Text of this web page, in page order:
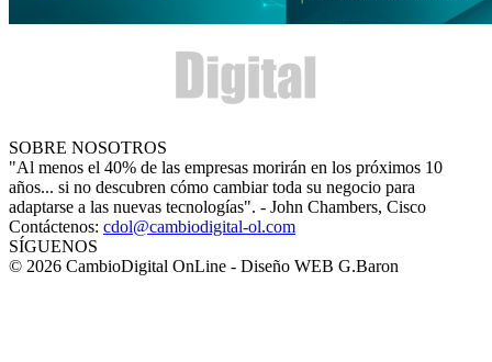
SOBRE NOSOTROS
"Al menos el 40% de las empresas morirán en los próximos 10
años... si no descubren cómo cambiar toda su negocio para
adaptarse a las nuevas tecnologías". - John Chambers, Cisco
Contáctenos: cdol@cambiodigital-ol.com
SÍGUENOS
© 2026 CambioDigital OnLine - Diseño WEB G.Baron